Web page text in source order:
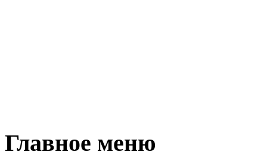
Главное меню